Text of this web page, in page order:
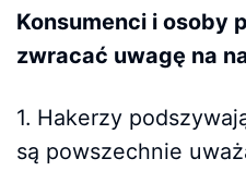
Konsumenci i osoby
zwracać uwagę na
1. Hakerzy
są powszechnie